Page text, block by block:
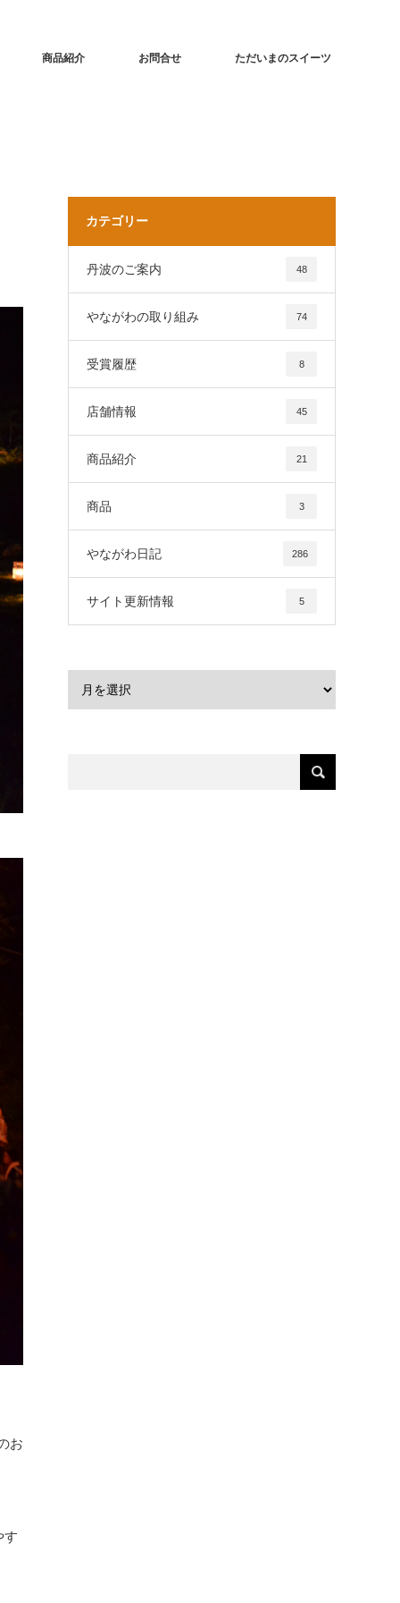
商品紹介 お問合せ ただいまのスイーツ
お
す
カテゴリー
丹波のご案内 48
やながわの取り組み 74
受賞履歴 8
店舗情報 45
商品紹介 21
商品 3
やながわ日記 286
サイト更新情報 5